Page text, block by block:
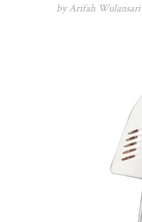
by Arifah Wulansari